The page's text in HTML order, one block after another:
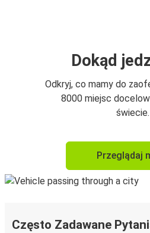
Dokąd
Odkryj, co mamy do
8000 miejsc
świecie.
Przeglądaj
Często Zadawane